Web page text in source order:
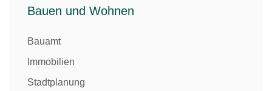
Bauen und Wohnen
Bauamt
Immobilien
Stadtplanung